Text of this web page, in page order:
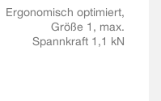
Ergonomisch optimiert,
Größe 1, max.
Spannkraft 1,1 kN